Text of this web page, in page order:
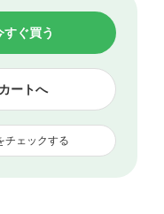
カートへ
すぐ買う
チェックする